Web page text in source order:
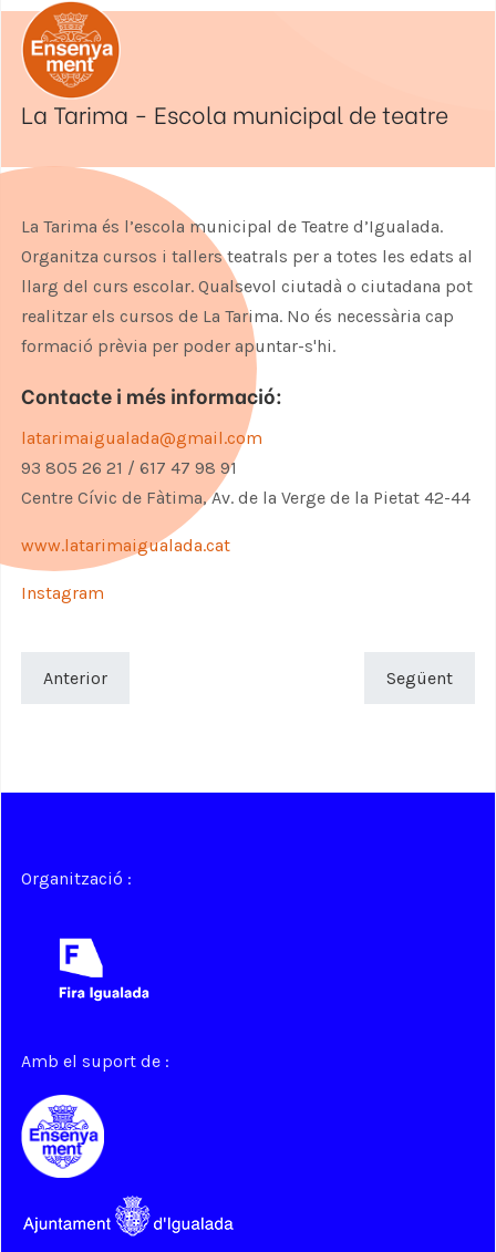
La Tarima - Escola municipal de teatre
La Tarima és l’escola municipal de Teatre d’Igualada.
Organitza cursos i tallers teatrals per a totes les edats al
llarg del curs escolar. Qualsevol ciutadà o ciutadana pot
realitzar els cursos de La Tarima. No és necessària cap
formació prèvia per poder apuntar-s'hi.
Contacte i més informació:
latarimaigualada@gmail.com
93 805 26 21 / 617 47 98 91
Centre Cívic de Fàtima, Av. de la Verge de la Pietat 42-44
www.latarimaigualada.cat
Instagram
Anterior Següent
Organització :
Amb el suport de :